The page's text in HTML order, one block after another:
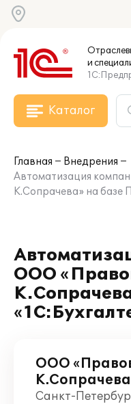
и
Каталог
Главная
Внедрения
Автоматизация
К.Сопрачева» на базе
ООО
ООО
Санкт-